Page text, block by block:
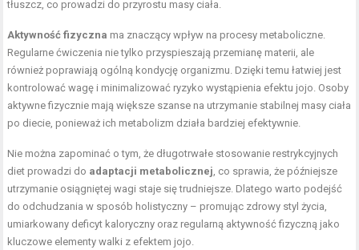
tłuszcz, co prowadzi do przyrostu masy ciała.
Aktywność fizyczna ma znaczący wpływ na procesy metaboliczne.
Regularne ćwiczenia nie tylko przyspieszają przemianę materii, ale
również poprawiają ogólną kondycję organizmu. Dzięki temu łatwiej jest
kontrolować wagę i minimalizować ryzyko wystąpienia efektu jojo. Osoby
aktywne fizycznie mają większe szanse na utrzymanie stabilnej masy ciała
po diecie, ponieważ ich metabolizm działa bardziej efektywnie.
Nie można zapominać o tym, że długotrwałe stosowanie restrykcyjnych
diet prowadzi do adaptacji metabolicznej , co sprawia, że późniejsze
utrzymanie osiągniętej wagi staje się trudniejsze. Dlatego warto podejść
do odchudzania w sposób holistyczny – promując zdrowy styl życia,
umiarkowany deficyt kaloryczny oraz regularną aktywność fizyczną jako
kluczowe elementy walki z efektem jojo.